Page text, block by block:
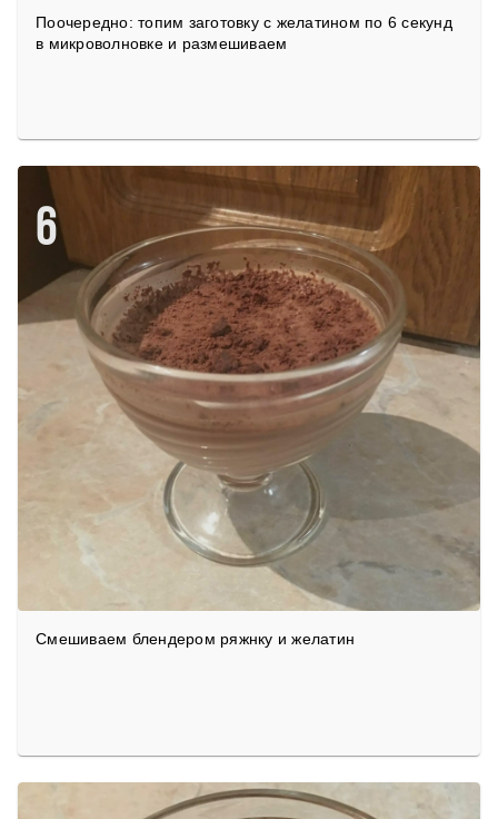
Поочередно: топим заготовку с желатином по 6 секунд
в микроволновке и размешиваем
6
Смешиваем блендером ряжнку и желатин